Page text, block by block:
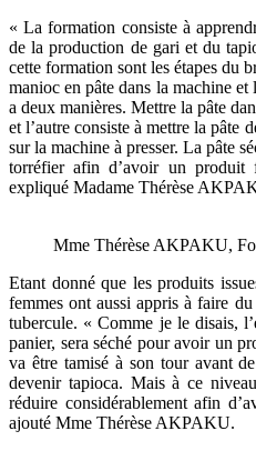
« La formation consiste à
de la production de gari et du
cette formation sont les étapes du
manioc en pâte dans la machine
a deux manières. Mettre la pâte
et l’autre consiste à mettre la pâte
sur la machine à presser. La pâte
torréfier afin d’avoir un
expliqué Madame Thérèse
Mme Thérèse AKPAKU,
Etant donné que les produits
femmes ont aussi appris à faire
tubercule. « Comme je le disais,
panier, sera séché pour avoir un
va être tamisé à son tour avant
devenir tapioca. Mais à ce
réduire considérablement afin
ajouté Mme Thérèse AKPAKU.